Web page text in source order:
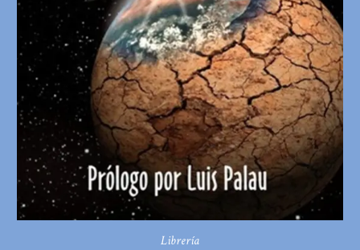
Librería